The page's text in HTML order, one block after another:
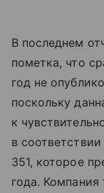
В последнем
пометка, что
год не
поскольку
к
в
351, которое
года.